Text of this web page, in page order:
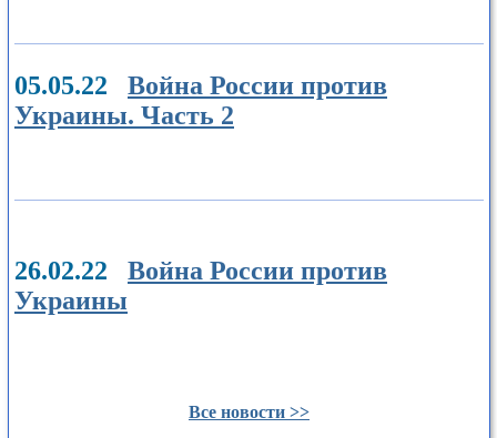
05.05.22 Война России против
Украины. Часть 2
26.02.22 Война России против
Украины
Все новости >>